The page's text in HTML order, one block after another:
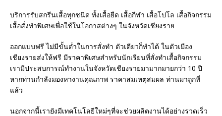
บริการรับสกรีนเสื้อทุกชนิด ทั้งเสื้อยืด เสื้อกีฬา เสื้อโปโล เสื้อกิจกรรม
เสื้อสั่งทำพิเศษเพื่อใช้ในโอกาสต่างๆ ในจังหวัดเชียงราย
ออกแบบฟรี ไม่มีขั้นต่ำในการสั่งทำ ตัวเดียวก็ทำได้ ในตัวเมือง
เชียงรายส่งให้ฟรี มีราคาพิเศษสำหรับนักเรียนที่สั่งทำเสื้อกิจกรรม
เรามีประสบการณ์ทำงานในจังหวัดเชียงรายมามากมายกว่า 10 ปี
หากท่านกำลังมองหางานคุณภาพ ราคาสมเหตุสมผล ท่านมาถูกที่
แล้ว
นอกจากนี้เรายังมีเทคโนโลยีใหม่ๆที่จะช่วยผลิตงานได้อย่างรวดเร็ว